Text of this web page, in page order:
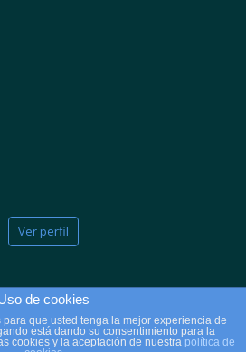
Ver perfil
de cookies
que usted tenga la mejor experiencia de
está dando su consentimiento para la
cookies y la aceptación de nuestra política de